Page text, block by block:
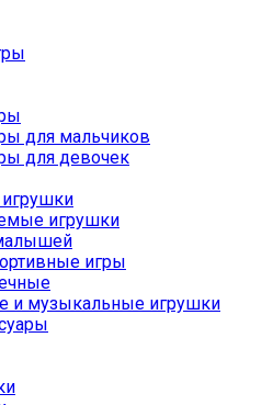
для мальчиков
для девочек
игрушки
игры
и музыкальные игрушки